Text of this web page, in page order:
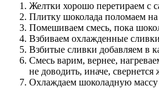
Желтки хорошо перетираем с
Плитку шоколада поломаем
Помешиваем смесь, пока
Взбиваем охлажденные
Взбитые сливки добавляем в
Смесь варим, вернее,
не доводить, иначе, свернется
Охлаждаем шоколадную массу